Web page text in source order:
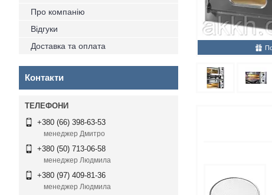
Про компанію
Відгуки
Доставка та оплата
Контакти
+380 (66) 398-63-53
менеджер Дмитро
+380 (50) 713-06-58
менеджер Людмила
+380 (97) 409-81-36
менеджер Людмила